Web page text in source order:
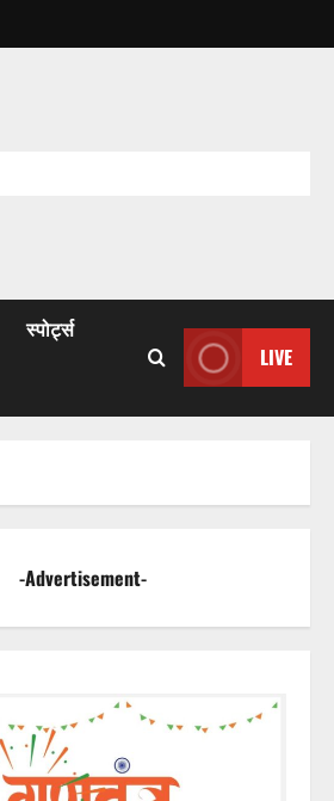
स्पोर्ट्स
LIVE
-Advertisement-